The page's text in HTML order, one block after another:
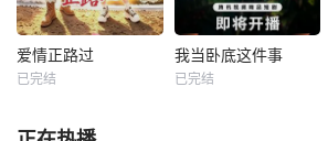
爱情正路过
已完结
我当卧底这件事
已完结